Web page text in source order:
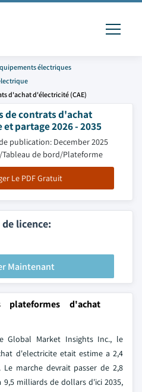
électriques
d'achat d'électricité (CAE)
de contrats d'achat
partage 2026 - 2035
publication: December 2025
de bord/Plateforme
Le PDF Gratuit
licence:
Maintenant
d'achat
Global Market Insights Inc., le
d'electricite etait estime a 2,4
marche devrait passer de 2,8
milliards de dollars d'ici 2035,